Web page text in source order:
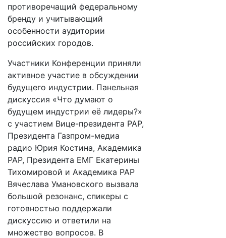
противоречащий федеральному
бренду и учитывающий
особенности аудитории
российских городов.
Участники Конференции приняли
активное участие в обсуждении
будущего индустрии. Панельная
дискуссия «Что думают о
будущем индустрии её лидеры?»
с участием Вице-президента РАР,
Президента Газпром-медиа
радио Юрия Костина, Академика
РАР, Президента ЕМГ Екатерины
Тихомировой и Академика РАР
Вячеслава Умановского вызвала
большой резонанс, спикеры с
готовностью поддержали
дискуссию и ответили на
множество вопросов. В